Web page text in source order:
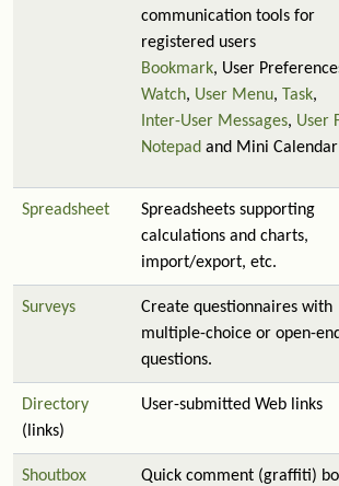
communication tools for
registered users
Bookmark, User
Watch, User Menu, Task,
Inter-User Messages, User
Notepad and Mini Calendar
Spreadsheet
Spreadsheets supporting
calculations and charts,
import/export, etc.
Surveys
Create questionnaires with
multiple-choice or open-
questions.
Directory
(links)
User-submitted Web links
Shoutbox
Quick comment (graffiti)